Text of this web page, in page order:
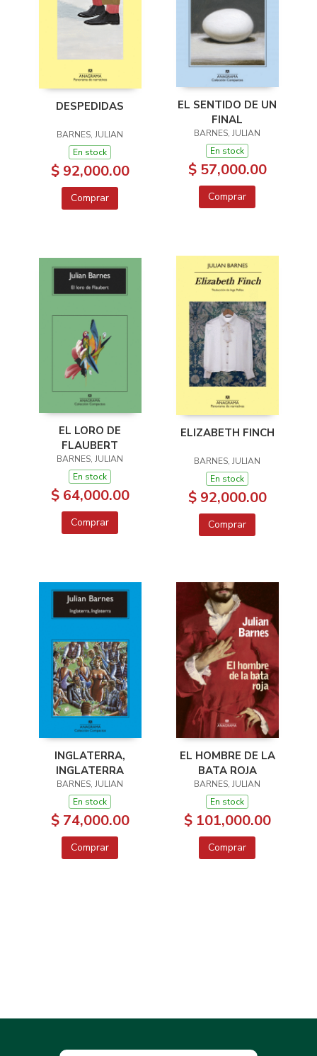
DESPEDIDAS
BARNES, JULIAN
En stock
$ 92,000.00
Comprar
EL SENTIDO DE UN
FINAL
BARNES, JULIAN
En stock
$ 57,000.00
Comprar
EL LORO DE
FLAUBERT
BARNES, JULIAN
En stock
$ 64,000.00
Comprar
ELIZABETH FINCH
BARNES, JULIAN
En stock
$ 92,000.00
Comprar
INGLATERRA,
INGLATERRA
BARNES, JULIAN
En stock
$ 74,000.00
Comprar
EL HOMBRE DE LA
BATA ROJA
BARNES, JULIAN
En stock
$ 101,000.00
Comprar